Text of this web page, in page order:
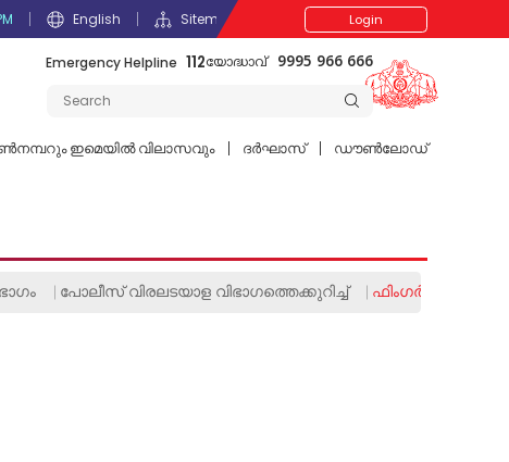
English Sitemap Login
Emergency Helpline 112യോദ്ധാവ് 9995 966 666
ഇമെയില്‍ വിലാസവും ദര്‍ഘാസ് ഡൗൺലോഡ്
പോലീസ് വിരലടയാള വിഭാഗത്തെക്കുറിച്ച് ഫിംഗർ പ്രിന്റ്